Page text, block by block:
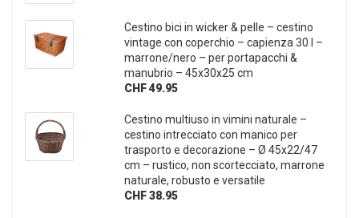
Cestino bici in wicker & pelle – cestino
vintage con coperchio – capienza 30 l –
marrone/nero – per portapacchi &
manubrio – 45x30x25 cm
CHF 49.95
Cestino multiuso in vimini naturale –
cestino intrecciato con manico per
trasporto e decorazione – Ø 45x22/47
cm – rustico, non scortecciato, marrone
naturale, robusto e versatile
CHF 38.95